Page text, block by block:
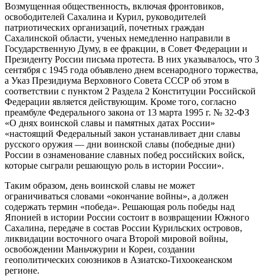
Возмущенная общественность, включая фронтовиков,
освободителей Сахалина и Курил, руководителей
патриотических организаций, почетных граждан
Сахалинской области, ученых немедленно направили в
Государственную Думу, в ее фракции, в Совет Федерации и
Президенту России письма протеста. В них указывалось, что 3
сентября с 1945 года объявлено днем всенародного торжества,
а Указ Президиума Верховного Совета СССР об этом в
соответствии с пунктом 2 Раздела 2 Конституции Российской
Федерации является действующим. Кроме того, согласно
преамбуле Федерального закона от 13 марта 1995 г. № 32-ФЗ
«О днях воинской славы и памятных датах России»
«настоящий Федеральный закон устанавливает дни славы
русского оружия — дни воинской славы (победные дни)
России в ознаменование славных побед российских войск,
которые сыграли решающую роль в истории России».
Таким образом, день воинской славы не может
ограничиваться словами «окончание войны», а должен
содержать термин «победа». Решающая роль победы над
Японией в истории России состоит в возвращении Южного
Сахалина, передаче в состав России Курильских островов,
ликвидации восточного очага Второй мировой войны,
освобождении Маньчжурии и Кореи, создании
геополитических союзников в Азиатско-Тихоокеанском
регионе.